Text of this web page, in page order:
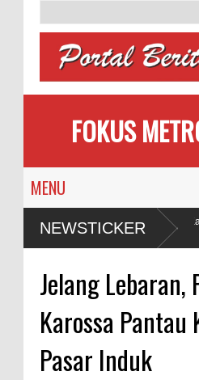
FOKUS
NEWSTICKERPuluhan AC
Penadah
Jelang Lebaran,
Karossa Pantau
Pasar Induk